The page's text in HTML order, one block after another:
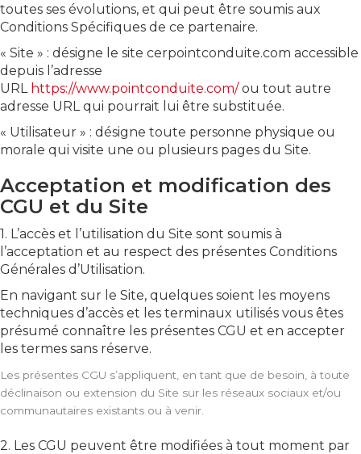
toutes ses évolutions, et qui peut être soumis aux
Conditions Spécifiques de ce partenaire.
« Site » : désigne le site cerpointconduite.com accessible
depuis l’adresse
URL
https://www.pointconduite.com/ou tout autre
adresse URL qui pourrait lui être substituée.
« Utilisateur » : désigne toute personne physique ou
morale qui visite une ou plusieurs pages du Site.
Acceptation et modification des
CGU et du Site
1. L’accès et l’utilisation du Site sont soumis à
l’acceptation et au respect des présentes Conditions
Générales d’Utilisation.
En navigant sur le Site, quelques soient les moyens
techniques d’accès et les terminaux utilisés vous êtes
présumé connaître les présentes CGU et en accepter
les termes sans réserve.
Les présentes CGU s’appliquent, en tant que de besoin, à toute
déclinaison ou extension du Site sur les réseaux sociaux et/ou
communautaires existants ou à venir.
2. Les CGU peuvent être modifiées à tout moment par